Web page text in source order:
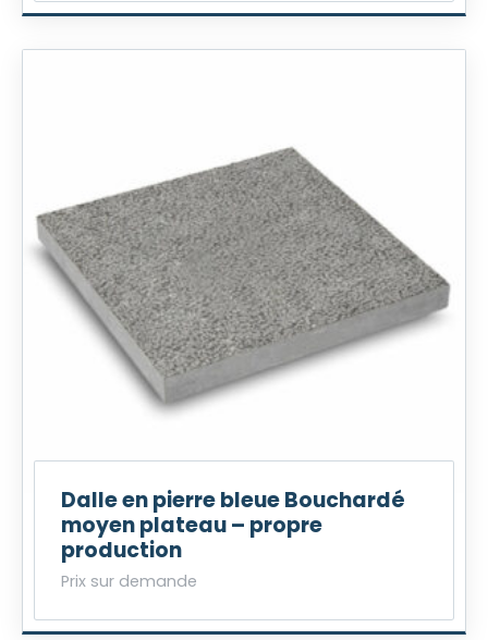
Dalle en pierre bleue Bouchardé
moyen plateau – propre
production
Prix sur demande